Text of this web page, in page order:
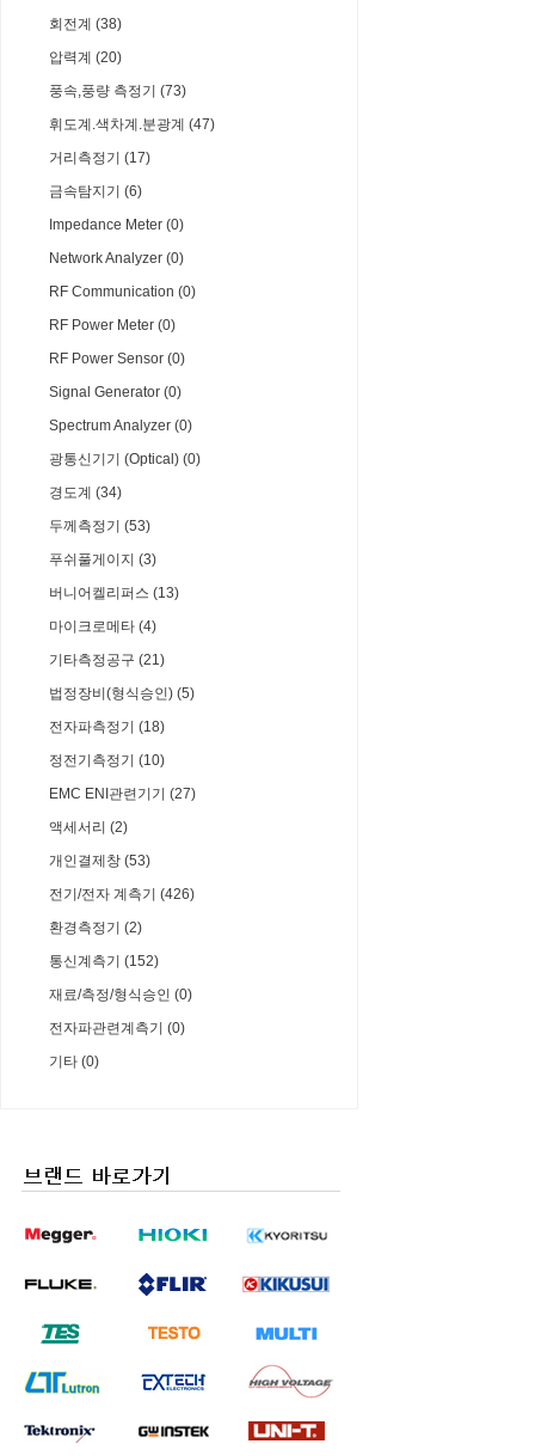
회전계 (38)
압력계 (20)
풍속,풍량 측정기 (73)
휘도계.색차계.분광계 (47)
거리측정기 (17)
금속탐지기 (6)
Impedance Meter (0)
Network Analyzer (0)
RF Communication (0)
RF Power Meter (0)
RF Power Sensor (0)
Signal Generator (0)
Spectrum Analyzer (0)
광통신기기 (Optical) (0)
경도계 (34)
두께측정기 (53)
푸쉬풀게이지 (3)
버니어켈리퍼스 (13)
마이크로메타 (4)
기타측정공구 (21)
법정장비(형식승인) (5)
전자파측정기 (18)
정전기측정기 (10)
EMC ENI관련기기 (27)
액세서리 (2)
개인결제창 (53)
전기/전자 계측기 (426)
환경측정기 (2)
통신계측기 (152)
재료/측정/형식승인 (0)
전자파관련계측기 (0)
기타 (0)